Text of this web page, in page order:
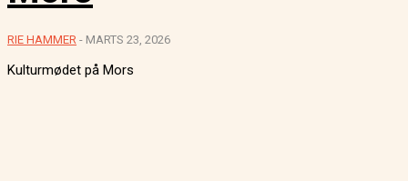
RIE HAMMER - MARTS 23, 2026
Kulturmødet på Mors